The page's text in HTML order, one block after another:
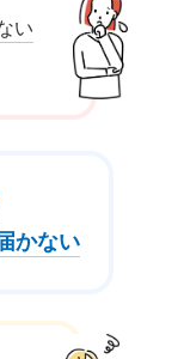
い
かない